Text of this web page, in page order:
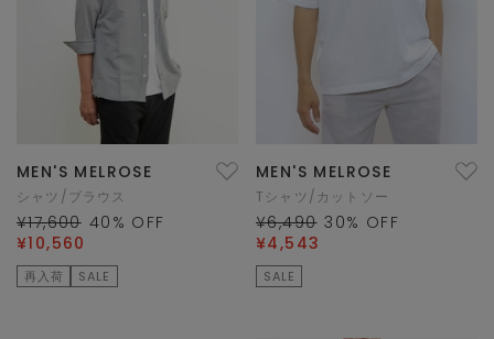
MEN'S MELROSE
シャツ/ブラウス
¥17,600 40 % OFF
¥10,560
再入荷 SALE
MEN'S MELROSE
Tシャツ/カットソー
¥6,490 30% OFF
¥4,543
SALE